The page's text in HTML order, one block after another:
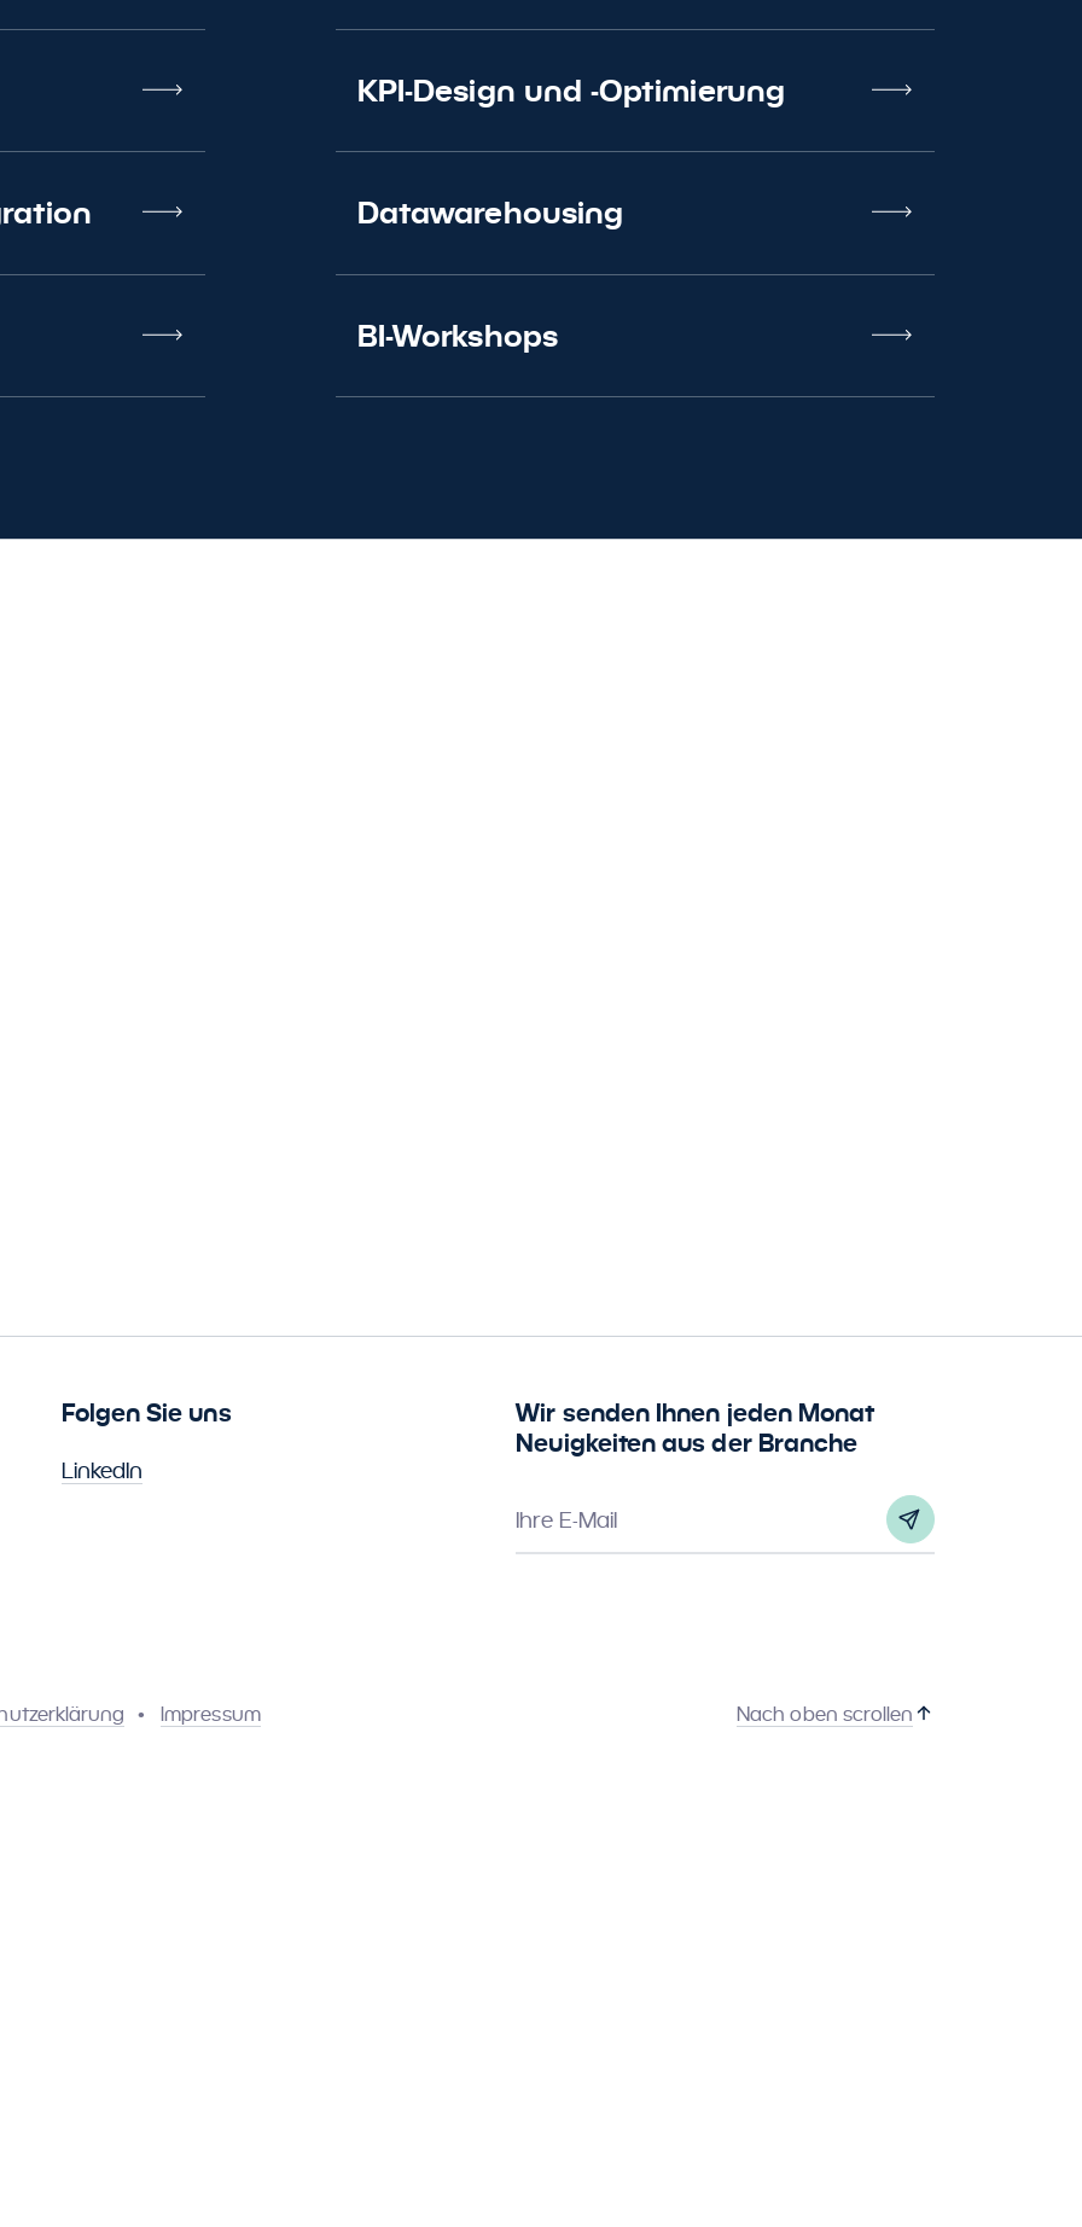
KPI-Design und -Optimierung
Datawarehousing
BI-Workshops
Folgen Sie uns
LinkedIn
Wir senden Ihnen jeden Monat
Neuigkeiten aus der Branche
Ihre E-Mail
Impressum Nach oben scrollen